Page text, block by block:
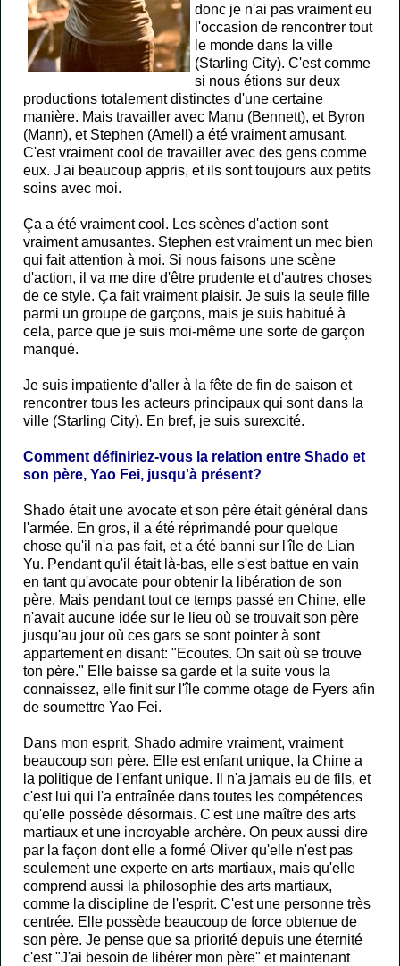
donc je n'ai pas vraiment eu
l'occasion de rencontrer tout
le monde dans la ville
(Starling City). C'est comme
si nous étions sur deux
productions totalement distinctes d'une certaine
manière. Mais travailler avec Manu (Bennett), et Byron
(Mann), et Stephen (Amell) a été vraiment amusant.
C'est vraiment cool de travailler avec des gens comme
eux. J'ai beaucoup appris, et ils sont toujours aux petits
soins avec moi.
Ça a été vraiment cool. Les scènes d'action sont
vraiment amusantes. Stephen est vraiment un mec bien
qui fait attention à moi. Si nous faisons une scène
d'action, il va me dire d'être prudente et d'autres choses
de ce style. Ça fait vraiment plaisir. Je suis la seule fille
parmi un groupe de garçons, mais je suis habitué à
cela, parce que je suis moi-même une sorte de garçon
manqué.
Je suis impatiente d'aller à la fête de fin de saison et
rencontrer tous les acteurs principaux qui sont dans la
ville (Starling City). En bref, je suis surexcité.
Comment définiriez-vous la relation entre Shado et
son père, Yao Fei, jusqu'à présent?
Shado était une avocate et son père était général dans
l'armée. En gros, il a été réprimandé pour quelque
chose qu'il n'a pas fait, et a été banni sur l'île de Lian
Yu. Pendant qu'il était là-bas, elle s'est battue en vain
en tant qu'avocate pour obtenir la libération de son
père. Mais pendant tout ce temps passé en Chine, elle
n'avait aucune idée sur le lieu où se trouvait son père
jusqu'au jour où ces gars se sont pointer à sont
appartement en disant: "Ecoutes. On sait où se trouve
ton père." Elle baisse sa garde et la suite vous la
connaissez, elle finit sur l'île comme otage de Fyers afin
de soumettre Yao Fei.
Dans mon esprit, Shado admire vraiment, vraiment
beaucoup son père. Elle est enfant unique, la Chine a
la politique de l'enfant unique. Il n'a jamais eu de fils, et
c'est lui qui l'a entraînée dans toutes les compétences
qu'elle possède désormais. C'est une maître des arts
martiaux et une incroyable archère. On peux aussi dire
par la façon dont elle a formé Oliver qu'elle n'est pas
seulement une experte en arts martiaux, mais qu'elle
comprend aussi la philosophie des arts martiaux,
comme la discipline de l'esprit. C'est une personne très
centrée. Elle possède beaucoup de force obtenue de
son père. Je pense que sa priorité depuis une éternité
c'est "J'ai besoin de libérer mon père" et maintenant